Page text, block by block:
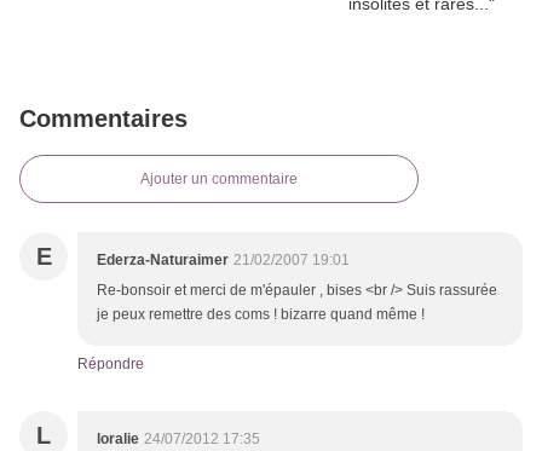
Commentaires
Ajouter un commentaire
E Ederza-Naturaimer 21/02/2007 19:01
Re-bonsoir et merci de m'épauler , bises <br /> Suis rassurée
je peux remettre des coms ! bizarre quand même !
Répondre
L loralie 24/07/2012 17:35